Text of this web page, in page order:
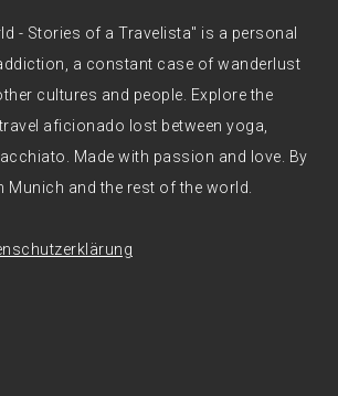
- Stories of a Travelista" is a personal
a constant case of wanderlust
cultures and people. Explore the
aficionado lost between yoga,
Made with passion and love. By
Munich and the rest of the world.